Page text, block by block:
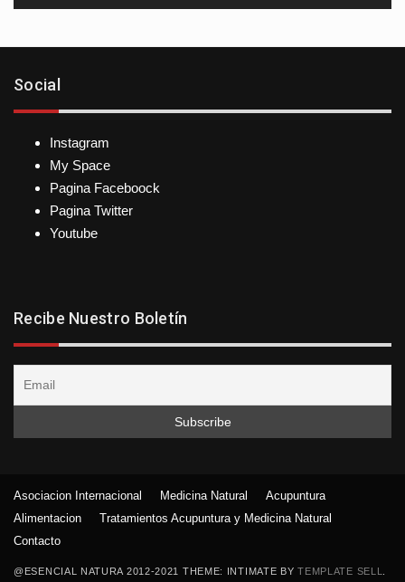
Social
Instagram
My Space
Pagina Faceboock
Pagina Twitter
Youtube
Recibe Nuestro Boletín
@ESENCIAL NATURA 2012-2021 THEME: INTIMATE BYTEMPLATE SELL
Asociacion Internacional Medicina Natural
Acupuntura
Alimentacion
Tratamientos Acupuntura y Medicina Natural
Contacto